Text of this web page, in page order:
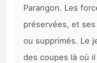
Parangon. Les
préservées, et
ou supprimés. Le
des coupes là où